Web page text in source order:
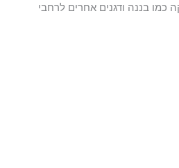
בננה ודגנים אחרים לרחבי